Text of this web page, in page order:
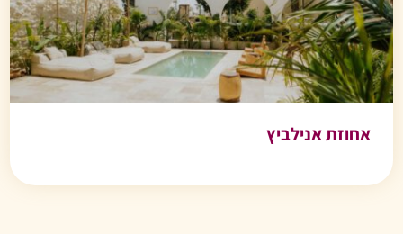
אחוזת אנילביץ